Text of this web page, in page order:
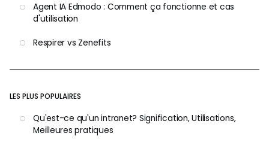
Agent IA Edmodo : Comment ça fonctionne et cas
d'utilisation
Respirer vs Zenefits
LES PLUS POPULAIRES
Qu'est-ce qu'un intranet? Signification, Utilisations,
Meilleures pratiques